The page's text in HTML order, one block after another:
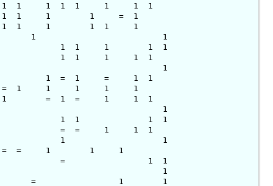
1 1 1 1 1 1
1 1 1 1 1 1 = 1
1 1 1 1 1 1 1 1
1 1 = 1 1 1 1
= 1 1 1 1 1
1 1 1 1 1 1 1
= = = 1 1 1 1 1
1 1 1 = 1 = 1 1
= = 1 1 1 1 1
= 1 = 1 1 1
= 1 = = = 1 1
0 0 = 1 1 1 1
= = = = 1 1 1
0 ·· 1 = 1 1 1
= = = = 1 1 1
= 1 0 = 1 1
1 = = = ·· 1 1
= 0 ·· = 1 1